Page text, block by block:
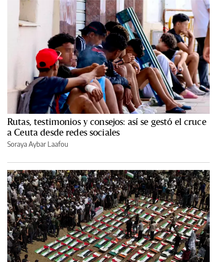
Rutas, testimonios y consejos: así se gestó el cruce
a Ceuta desde redes sociales
Soraya Aybar Laafou